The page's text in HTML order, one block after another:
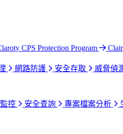
CPS Protection Program
網路防護 安全存取
威脅偵
控 安全查詢 專案檔案分析